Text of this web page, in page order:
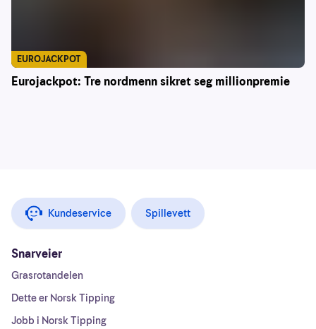
Eurojackpot: Tre nordmenn sikret seg millionpremie
EUROJACKPOT
Kundeservice Spillevett
Snarveier
Grasrotandelen
Dette er Norsk Tipping
Jobb i Norsk Tipping